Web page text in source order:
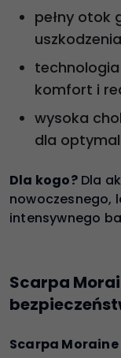
pełny otok
komfort i
wysoka
dla
Dla kogo?Dla
nowoczesnego,
intensywnego
Scarpa
Scarpa Moraine